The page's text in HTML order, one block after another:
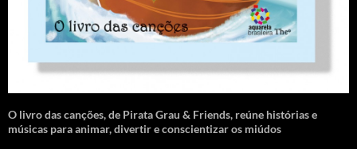
O livro das canções,de Pirata Grau & Friends, reúne histórias e
músicas para animar, divertir e conscientizar os miúdos